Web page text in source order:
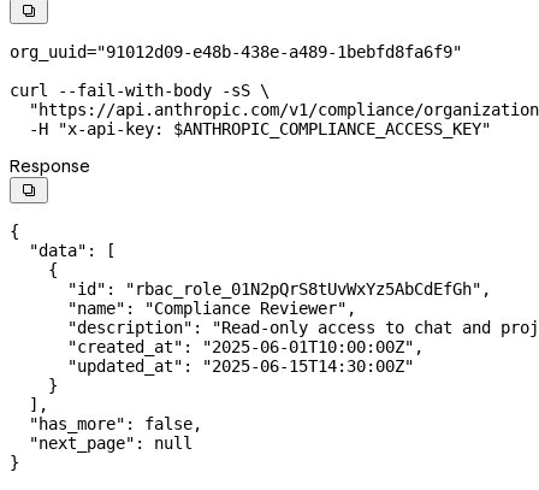

org_uuid="91012d09-e48b-438e-a489-1bebfd8fa6f9"
curl --fail-with-body -sS \
"https://api.anthropic.com/v1/compliance/
  -H
"x-api-key: $ANTHROPIC_COMPLIANCE_ACCESS_KEY"
Response

{
  "data"
: [
    {
      "id"
: "rbac_role_01N2pQrS8tUvWxYz5AbCdEfGh" ,
      "name"
: "Compliance Reviewer" ,
      "description"
:
"Read-only access to chat and
      "created_at"
: "2025-06-01T10:00:00Z" ,
      "updated_at"
:
"2025-06-15T14:30:00Z"
    }
  ],
  "has_more"
: false,
  "next_page"
: null
}